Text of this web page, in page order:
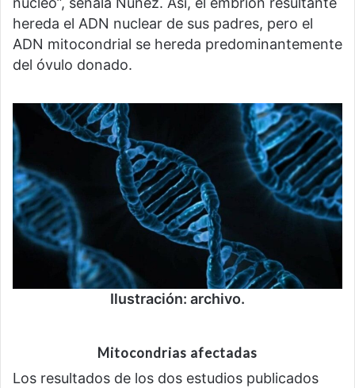
hereda el ADN nuclear de sus padres, pero el
ADN mitocondrial se hereda predominantemente
del óvulo donado.
Ilustración: archivo.
Mitocondrias afectadas
Los resultados de los dos estudios publicados